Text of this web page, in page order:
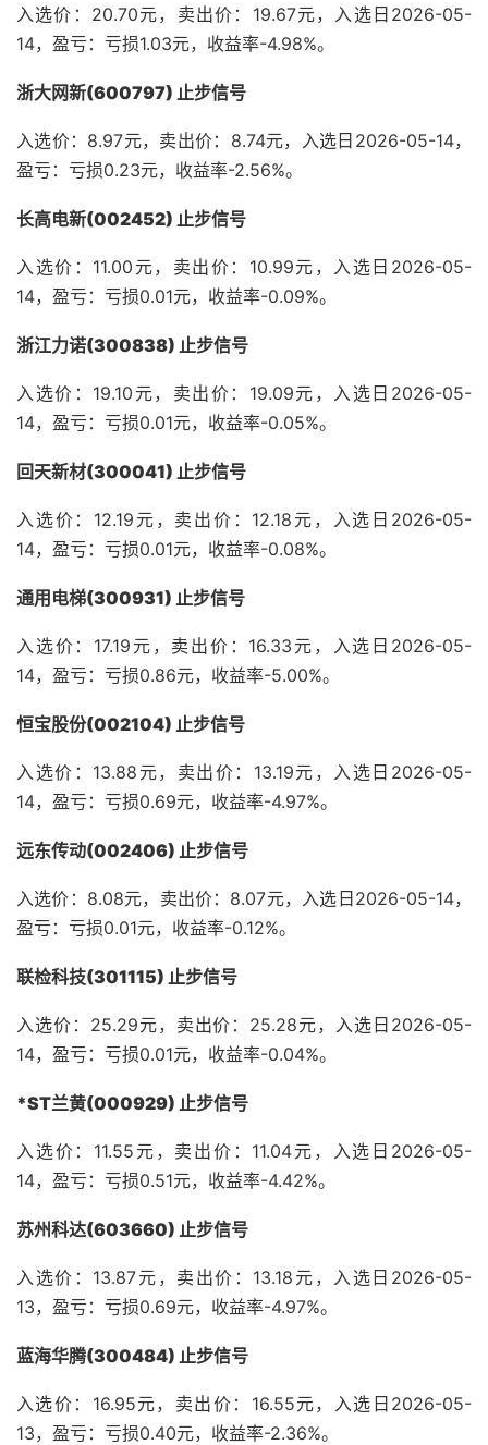
入选价：20.70元，卖出价：19.67元，入选日2026-05-
14，盈亏：亏损1.03元，收益率-4.98%。
浙大网新(600797) 止步信号
入选价：8.97元，卖出价：8.74元，入选日2026-05-14，
盈亏：亏损0.23元，收益率-2.56%。
长高电新(002452) 止步信号
入选价：11.00元，卖出价：10.99元，入选日2026-05-
14，盈亏：亏损0.01元，收益率-0.09%。
浙江力诺(300838) 止步信号
入选价：19.10元，卖出价：19.09元，入选日2026-05-
14，盈亏：亏损0.01元，收益率-0.05%。
回天新材(300041) 止步信号
入选价：12.19元，卖出价：12.18元，入选日2026-05-
14，盈亏：亏损0.01元，收益率-0.08%。
通用电梯(300931) 止步信号
入选价：17.19元，卖出价：16.33元，入选日2026-05-
14，盈亏：亏损0.86元，收益率-5.00%。
恒宝股份(002104) 止步信号
入选价：13.88元，卖出价：13.19元，入选日2026-05-
14，盈亏：亏损0.69元，收益率-4.97%。
远东传动(002406) 止步信号
入选价：8.08元，卖出价：8.07元，入选日2026-05-14，
盈亏：亏损0.01元，收益率-0.12%。
联检科技(301115) 止步信号
入选价：25.29元，卖出价：25.28元，入选日2026-05-
14，盈亏：亏损0.01元，收益率-0.04%。
*ST兰黄(000929) 止步信号
入选价：11.55元，卖出价：11.04元，入选日2026-05-
14，盈亏：亏损0.51元，收益率-4.42%。
苏州科达(603660) 止步信号
入选价：13.87元，卖出价：13.18元，入选日2026-05-
13，盈亏：亏损0.69元，收益率-4.97%。
蓝海华腾(300484) 止步信号
入选价：16.95元，卖出价：16.55元，入选日2026-05-
13，盈亏：亏损0.40元，收益率-2.36%。